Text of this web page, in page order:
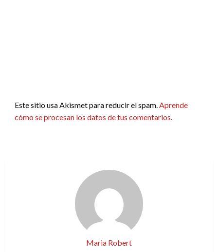
Este sitio usa Akismet para reducir el spam.Aprende
cómo se procesan los datos de tus comentarios.
Maria Robert